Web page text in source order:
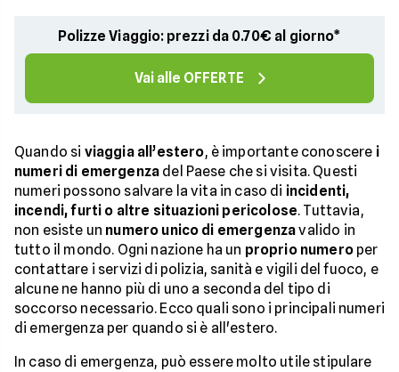
Polizze Viaggio: prezzi da 0.70€ al giorno*
Vai alle OFFERTE
Quando si viaggia all’estero, è importante conoscere i
numeri di emergenza del Paese che si visita. Questi
numeri possono salvare la vita in caso di incidenti,
incendi, furti o altre situazioni pericolose. Tuttavia,
non esiste un numero unico di emergenzavalido in
tutto il mondo. Ogni nazione ha un proprio numeroper
contattare i servizi di polizia, sanità e vigili del fuoco, e
alcune ne hanno più di uno a seconda del tipo di
soccorso necessario. Ecco quali sono i principali numeri
di emergenza per quando si è all'estero.
In caso di emergenza, può essere molto utile stipulare